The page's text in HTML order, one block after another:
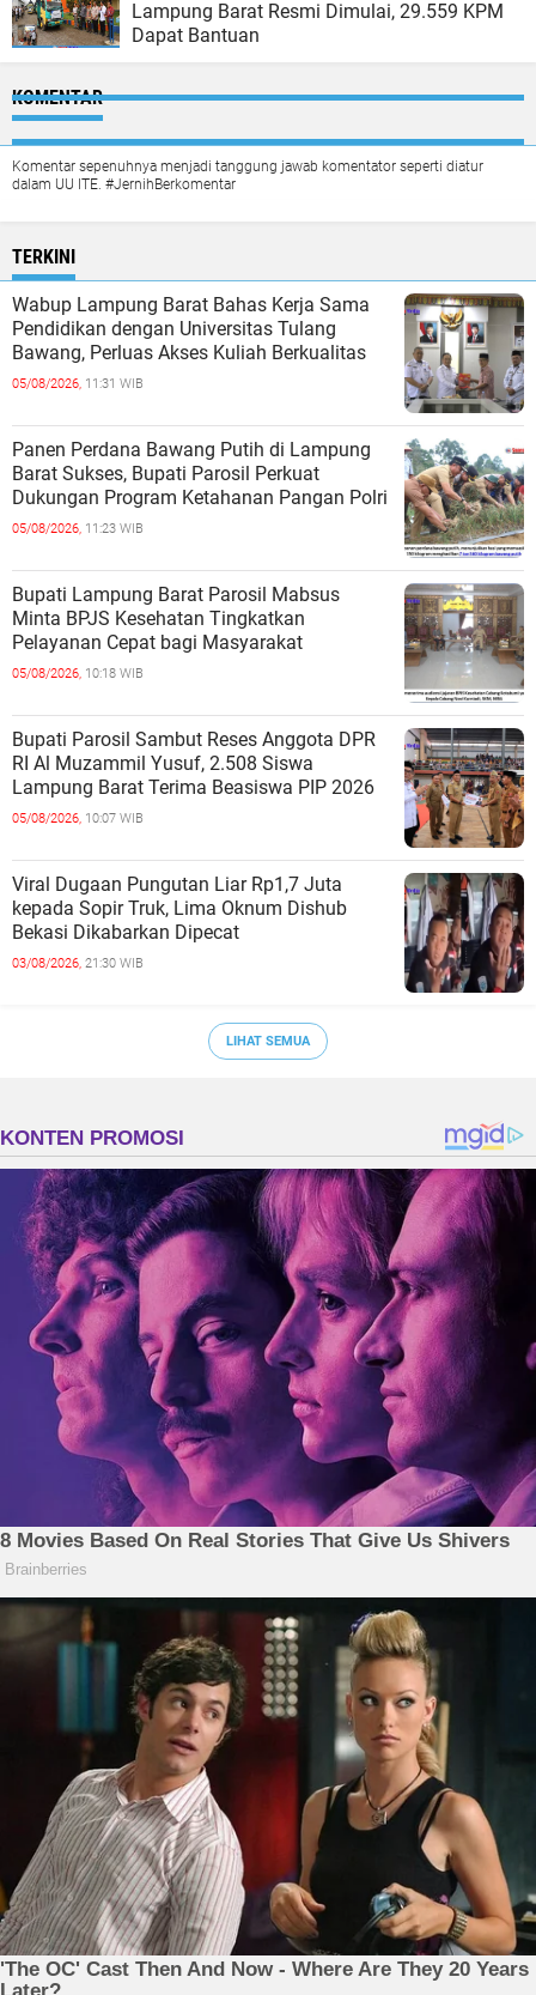
Lampung Barat Resmi Dimulai, 29.559 KPM
Dapat Bantuan
KOMENTAR
Komentar sepenuhnya menjadi tanggung jawab komentator seperti diatur
dalam UU ITE. #JernihBerkomentar
TERKINI
Wabup Lampung Barat Bahas Kerja Sama
Pendidikan dengan Universitas Tulang
Bawang, Perluas Akses Kuliah Berkualitas
05/08/2026, 11:31 WIB
Panen Perdana Bawang Putih di Lampung
Barat Sukses, Bupati Parosil Perkuat
Dukungan Program Ketahanan Pangan Polri
05/08/2026, 11:23 WIB
Bupati Lampung Barat Parosil Mabsus
Minta BPJS Kesehatan Tingkatkan
Pelayanan Cepat bagi Masyarakat
05/08/2026, 10:18 WIB
Bupati Parosil Sambut Reses Anggota DPR
RI Al Muzammil Yusuf, 2.508 Siswa
Lampung Barat Terima Beasiswa PIP 2026
05/08/2026, 10:07 WIB
Viral Dugaan Pungutan Liar Rp1,7 Juta
kepada Sopir Truk, Lima Oknum Dishub
Bekasi Dikabarkan Dipecat
03/08/2026, 21:30 WIB
LIHAT SEMUA